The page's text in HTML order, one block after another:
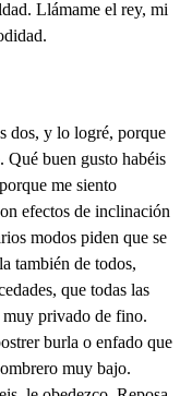
también a la pena que se pudiera evitar? ¿No basta su soledad? Perder su adorado bien ¿no basta, sin que también pierda la comodidad? Antes, según mi opinión, pues el cielo nos ha dado contra las fuerzas del hado por defensa la razón, la ocasión más oportuna de darse a gustos mayores es cuando con más rigores hace guerra la fortuna. Que si al forzoso pesar de mi destino contrario, añado yo voluntario lo que me puedo excusar, ayudará de esta suerte contra mí mi voluntad a lograr la enemistad y malicia de la suerte. Y, así, llamo necio yo a quien del mal que sucede se aflige; porque o se puede remediar el daño o no. si hay remedio, remediarlo y no afligirse conviene, y si remedio no tiene, es el postrero olvídalo. Pues, si es remedio olvidar, ¿qué cosa nos puede hacer olvidar, como el placer, las memorias del pesar? Por esto, yo cuando voy, si el caso me necesita, a cumplir con la visita de un pésame, no le doy. Antes, industriosamente, cuento varias novedades, sin que en las calamidades del miserable doliente, ni en otras que a la memoria las suyas puedan traer, hable; que, a mi parecer, el que le toca su historia, es como si le dijese: a que la suerte os condena, para que de nuevo os pese+. Discursos fundados son en razón, que solamente el uso común desmiente. Y la más fuerte razón suele ser poco dichosa, si el uso en contrario lleva; que lo que tiene de nueva, tiene de dificultosa. si el uso así lo dispuso, pueda en los que cuerdos son el uso de la razón y no la razón del uso. Que si pudo acreditarle contra razón el error, ¿por qué no podrá mejor contra él la razón borrarle? Al acto primero sigue el segundo y los demás, que de otra suerte jamás el hábito se consigue. El uso no se dispuso de una vez, y cualquier cosa fue nueva y dificultosa, y tuvo principio el uso. Pues, siendo así, ¿qué opinión podrá mejor, aunque nueva, usarse que la que lleva de su parte la razón? No en vano resuelvo daros tanto lugar en mi pecho, porque, según satisfecho y gustoso de escucharos me deleito, os juzgo igual a Séneca en la sentencia, a Catón en la prudencia y en la agudeza a Marcial. Y, así, volviendo al intento de cumpliros la merced que os he ofrecido, sabed que de vuestro entendimiento, sangre, valor y prudencia, justamente confiado, como aquel a quien ha dado información la experiencia, determino levantaros al trono de mi privanza, y el peso y la confianza de mi gobierno encargaros. ¿Cómo? ¿Qué decís, señor? ¿A mí la privanza? ¿A mí el peso del reino? Sí, a vos. ¿Y es ese el favor y la merced que consigo de mis méritos? Pues, ¿cuál puedo yo haceros igual? Llamadle, señor, castigo. ¿En tan poco mi favor y mi privanza estimáis? si la privanza llamáis el primer lugar, señor, en vuestra gracia, con ella ¿qué ventura es comparada? ¿Dónde más bien empleada la vida que en merecerla? Pero, si llamáis privanza el cargo de gobernar y en mis hombros sustentar del reino la confianza, de tan dura obligación no os admiréis que me asombre, ni me culpéis que la nombre castigo y no galardón. Pero ¿cómo estoy hablando con tantas veras en esto para excusarme, supuesto que vos estáis envidando de falso por derribarme? Que como mi voluntad ama la comodidad, en ella queréis probarme. Engañado estáis, por Dios, que nadie es más para mí, de veras, que vos; y, así, no hablo de burlas con vos. La más e